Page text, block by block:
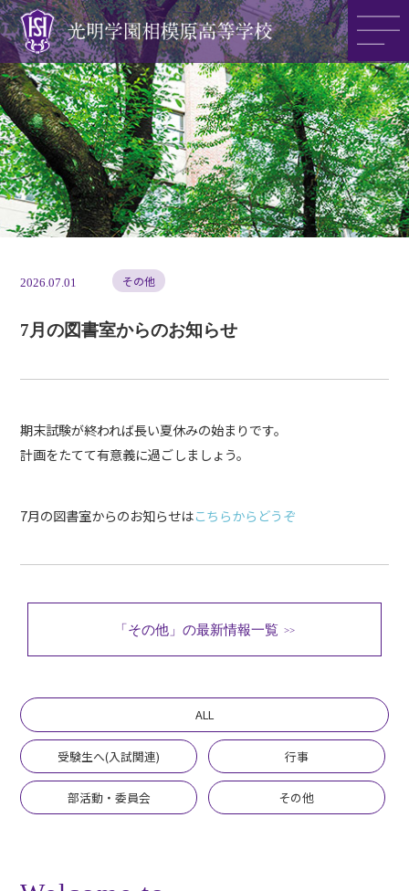
2026.07.01 その他
7月の図書室からのお知らせ
期末試験が終われば長い夏休みの始まりです。
計画をたてて有意義に過ごしましょう。
7月の図書室からのお知らせはこちらからどうぞ
「その他」の最新情報一覧 >>
ALL
受験生へ(入試関連) 行事
部活動・委員会 その他
光明学園の魅力
光明学園のご紹介
アクセス>>
各種お問い合わせ
デジタルパンフレット
在校生・卒業生向け
その他